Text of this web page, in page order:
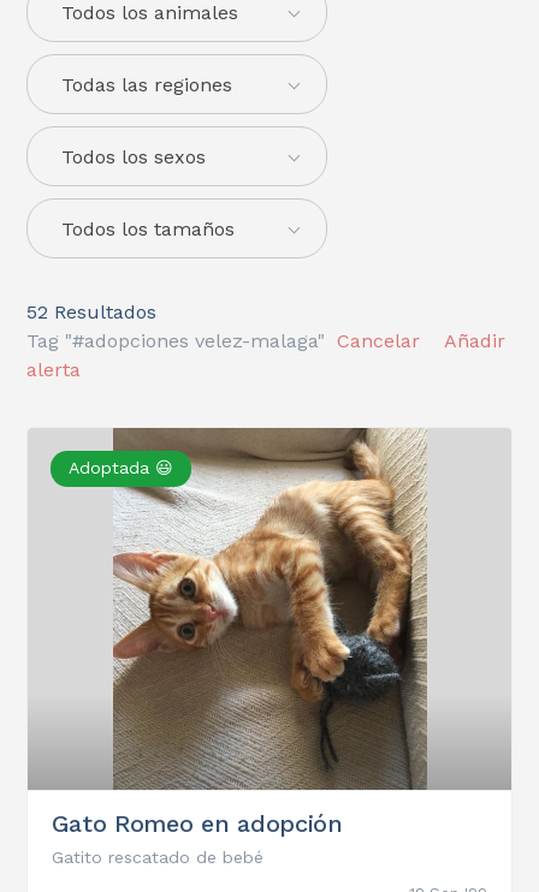
Todas las regiones
Todos los animales
Todos los sexos
Todos los tamaños
52 Resultados
Tag "#adopciones velez-malaga"
Cancelar
Añadir
alerta
Adoptada 😃
Gato Romeo en adopción
Gatito rescatado de bebé